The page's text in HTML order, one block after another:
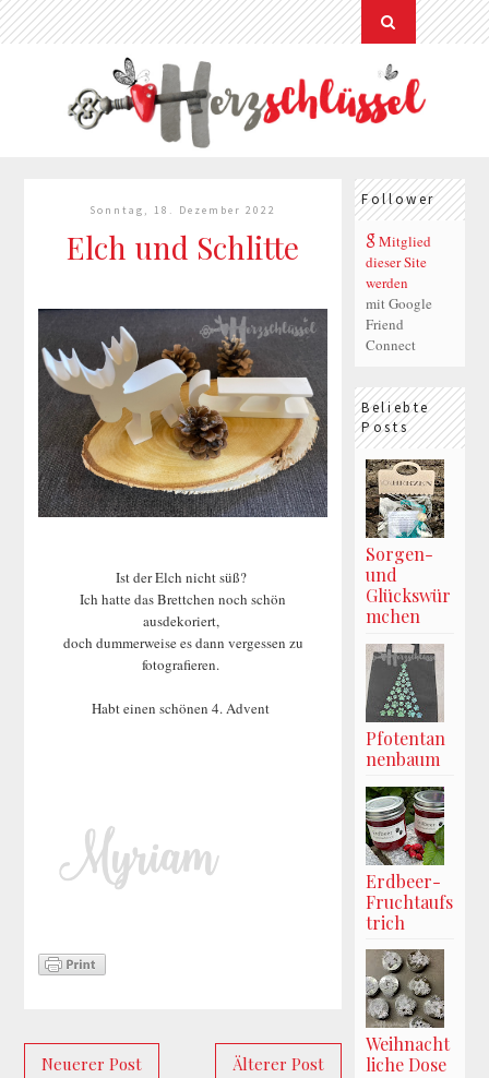
Sonntag, 18. Dezember 2022
Elch und Schlitte
Ist der Elch nicht süß?
Ich hatte das Brettchen noch schön
ausdekoriert,
doch dummerweise es dann vergessen zu
fotografieren.
Habt einen schönen 4. Advent
Neuerer Post Älterer Post
Follower
Mitglied
dieser Site
werden
mit Google
Friend
Connect
Beliebte
Posts
Sorgen-
und
Glückswür
mchen
Pfotentan
nenbaum
Erdbeer-
Fruchtaufs
trich
Weihnacht
liche Dose